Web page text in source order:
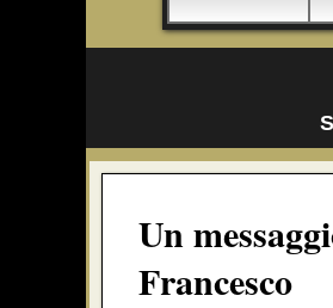
Un
Francesco